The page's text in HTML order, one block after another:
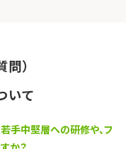
）
いて
手中堅層への研修や、フ